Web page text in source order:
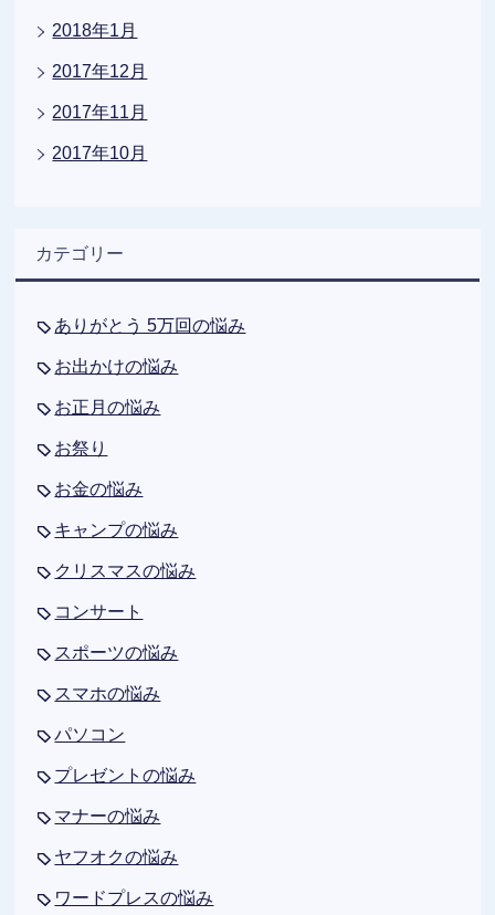
2018年1月
2017年12月
2017年11月
2017年10月
カテゴリー
ありがとう 5万回の悩み
お出かけの悩み
お正月の悩み
お祭り
お金の悩み
キャンプの悩み
クリスマスの悩み
コンサート
スポーツの悩み
スマホの悩み
パソコン
プレゼントの悩み
マナーの悩み
ヤフオクの悩み
ワードプレスの悩み